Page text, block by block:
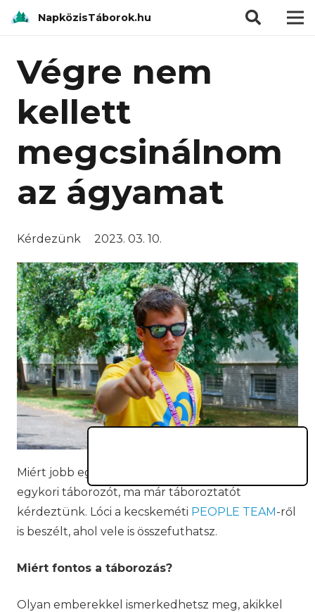
NapközisTáborok.hu
Végre nem
kellett
megcsinálnom
az ágyamat
Kérdezünk 2023. 03. 10.
Miért jobb egy tábor, mint ha otthon lennél? Egy
egykori táborozót, ma már táboroztatót
kérdeztünk. Lóci a kecskeméti PEOPLE TEAM-ről
is beszélt, ahol vele is összefuthatsz.
Miért fontos a táborozás?
Olyan emberekkel ismerkedhetsz meg, akikkel